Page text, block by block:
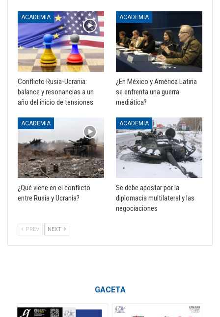
ACADEMIA
Conflicto Rusia-Ucrania:
balance y resonancias a un
año del inicio de tensiones
ACADEMIA
¿En México y América Latina
se enfrenta una guerra
mediática?
ACADEMIA
¿Qué viene en el conflicto
entre Rusia y Ucrania?
ACADEMIA
Se debe apostar por la
diplomacia multilateral y las
negociaciones
PREV NEXT
GACETA